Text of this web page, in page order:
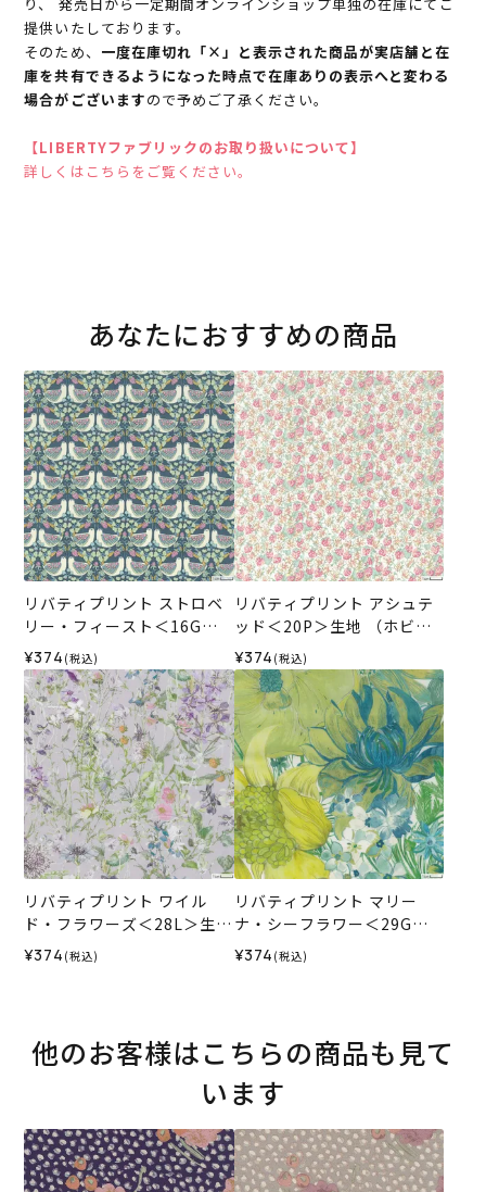
提供いたしております。
そのため、 一度在庫切れ「×」と表示された商品が実店舗と在
庫を共有できるようになった時点で在庫ありの表示へと変わる
場合がございますので予めご了承ください。
【LIBERTYファブリックのお取り扱いについて】
詳しくはこちらをご覧ください。
あなたにおすすめの商品
リバティプリント ストロベ
リー・フィースト＜16G＞
生地 （ホビーラホビーレオ
リジナル）2026SS
¥374 (税込)
リバティプリント アシュテ
ッド＜20P＞生地 （ホビー
ラホビーレオリジナル）202
6SS
¥374 (税込)
リバティプリント ワイル
ド・フラワーズ＜28L＞生地
（ホビーラホビーレオリジ
ナル）2026SS
¥374 (税込)
リバティプリント マリー
ナ・シーフラワー＜29G＞
生地 （ホビーラホビーレオ
リジナル）2026SS
¥374 (税込)
他のお客様はこちらの商品も見て
います